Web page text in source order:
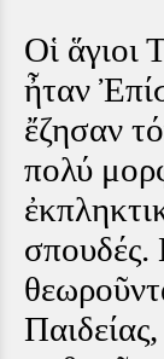
Οἱ ἅγιοι
ἦταν
ἔζησαν
πολύ
σπουδές.